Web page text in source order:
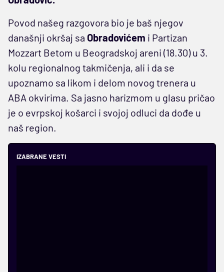
Povod našeg razgovora bio je baš njegov
današnji okršaj sa Obradovićem i Partizan
Mozzart Betom u Beogradskoj areni (18.30) u 3.
kolu regionalnog takmičenja, ali i da se
upoznamo sa likom i delom novog trenera u
ABA okvirima. Sa jasno harizmom u glasu pričao
je o evrpskoj košarci i svojoj odluci da dođe u
naš region.
IZABRANE VESTI